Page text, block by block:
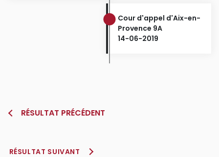
Cour d'appel d'Aix-en-
Provence 9A
14-06-2019
RÉSULTAT PRÉCÉDENT
RÉSULTAT SUIVANT